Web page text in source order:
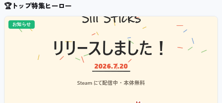
🏆トップ特集ヒーロー
お知らせ